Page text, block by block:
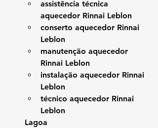
assistência técnica
aquecedor Rinnai Leblon
conserto aquecedor Rinnai
Leblon
manutenção aquecedor
Rinnai Leblon
instalação aquecedor Rinnai
Leblon
técnico aquecedor Rinnai
Leblon
Lagoa